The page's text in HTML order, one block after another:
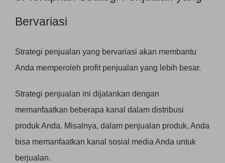
Bervariasi
Strategi penjualan yang bervariasi akan membantu
Anda memperoleh profit penjualan yang lebih besar.
Strategi penjualan ini dijalankan dengan
memanfaatkan beberapa kanal dalam distribusi
produk Anda. Misalnya, dalam penjualan produk, Anda
bisa memanfaatkan kanal sosial media Anda untuk
berjualan.